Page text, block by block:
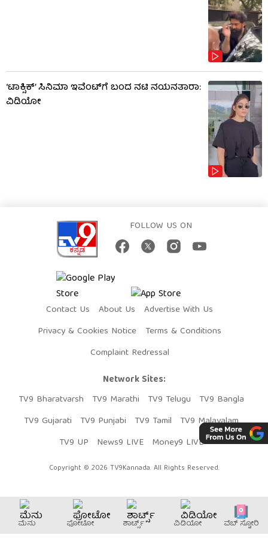
‘ಟಾಕ್ಸಿಕ್’ ಸಿನಿಮಾ ಇವೆಂಟ್​​ಗೆ ಬಂದ ನಟಿ ನಯನತಾರಾ:
ವಿಡಿಯೋ
FOLLOW US ON
Contact Us About Us
Advertise With Us
Privacy & Cookies Notice
Terms & Conditions
Complaint Redressal
Network Sites:
TV9 Bharatvarsh
TV9 Marathi TV9 Telugu
TV9 Bangla
TV9 Gujarati
TV9 Punjabi TV9 Tamil
TV9 Malayalam
TV9 UP
News9 LIVE Money9 LIVE
Copyright © 2026 TV9Kannada. All Rights Reserved.
ಮೆನು ಫೋಟೋ ಶಾರ್ಟ್ಸ್ ವಿಡಿಯೋ ವೆಬ್​ ಸ್ಟೋರಿ